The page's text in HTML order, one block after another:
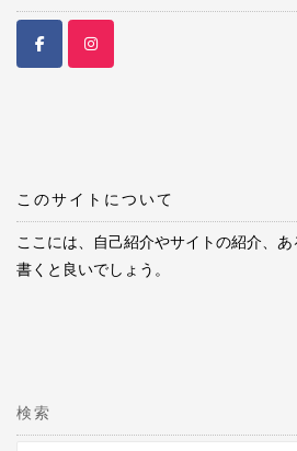
このサイトについて
ここには、自己紹介やサイトの紹介、
書くと良いでしょう。
検索